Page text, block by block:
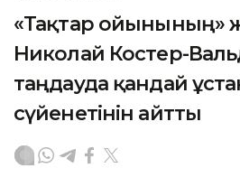
«Тақтар ойынының»
Николай Костер-
таңдауда қандай
сүйенетінін айтты